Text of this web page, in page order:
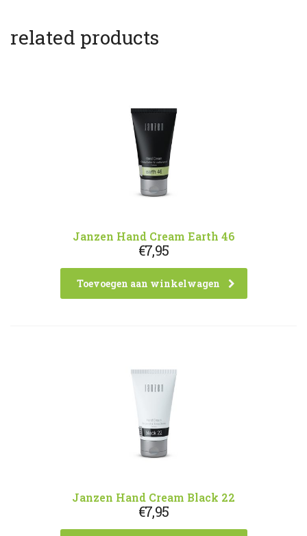
related products
Janzen Hand Cream Earth 46
€7,95
Toevoegen aan winkelwagen
Janzen Hand Cream Black 22
€7,95